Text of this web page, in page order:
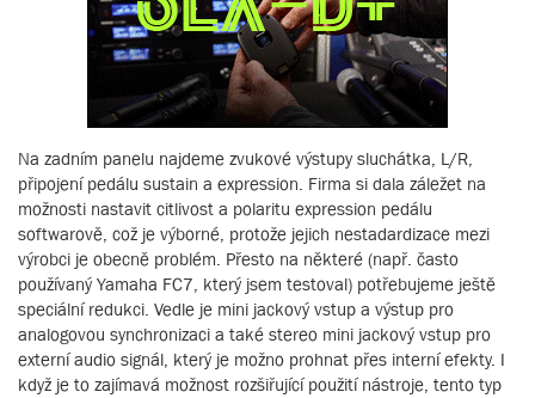
Na zadním panelu najdeme zvukové výstupy sluchátka, L/R,
připojení pedálu sustain a expression. Firma si dala záležet na
možnosti nastavit citlivost a polaritu expression pedálu
softwarově, což je výborné, protože jejich nestadardizace mezi
výrobci je obecně problém. Přesto na některé (např. často
používaný Yamaha FC7, který jsem testoval) potřebujeme ještě
speciální redukci. Vedle je mini jackový vstup a výstup pro
analogovou synchronizaci a také stereo mini jackový vstup pro
externí audio signál, který je možno prohnat přes interní efekty. I
když je to zajímavá možnost rozšiřující použití nástroje, tento typ